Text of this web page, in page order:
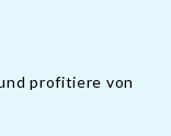
profitiere von